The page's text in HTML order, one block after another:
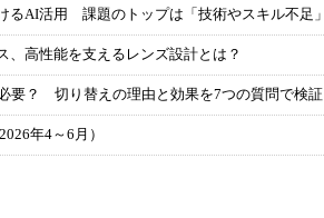
るAI活用 課題のトップは「技術やスキル不足」
、高性能を支えるレンズ設計とは？
要？ 切り替えの理由と効果を7つの質問で検証
年4～6月）